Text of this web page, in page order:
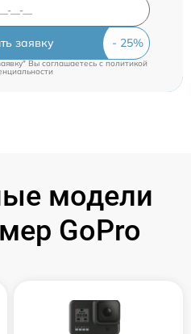
заявку
Вы соглашаетесь c политикой
модели
GoPro